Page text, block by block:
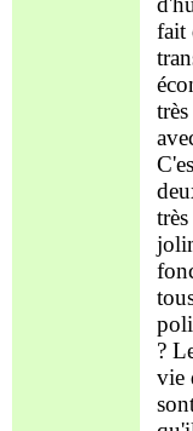
fait
?
vie